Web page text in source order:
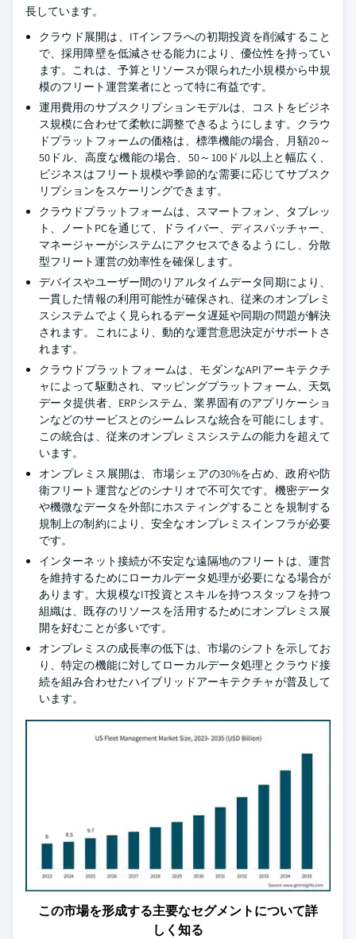
長しています。
クラウド展開は、ITインフラへの初期投資を削減すること
で、採用障壁を低減させる能力により、優位性を持ってい
ます。これは、予算とリソースが限られた小規模から中規
模のフリート運営業者にとって特に有益です。
運用費用のサブスクリプションモデルは、コストをビジネ
ス規模に合わせて柔軟に調整できるようにします。クラウ
ドプラットフォームの価格は、標準機能の場合、月額20～
50ドル、高度な機能の場合、50～100ドル以上と幅広く、
ビジネスはフリート規模や季節的な需要に応じてサブスク
リプションをスケーリングできます。
クラウドプラットフォームは、スマートフォン、タブレッ
ト、ノートPCを通じて、ドライバー、ディスパッチャー、
マネージャーがシステムにアクセスできるようにし、分散
型フリート運営の効率性を確保します。
デバイスやユーザー間のリアルタイムデータ同期により、
一貫した情報の利用可能性が確保され、従来のオンプレミ
スシステムでよく見られるデータ遅延や同期の問題が解決
されます。これにより、動的な運営意思決定がサポートさ
れます。
クラウドプラットフォームは、モダンなAPIアーキテクチ
ャによって駆動され、マッピングプラットフォーム、天気
データ提供者、ERPシステム、業界固有のアプリケーショ
ンなどのサービスとのシームレスな統合を可能にします。
この統合は、従来のオンプレミスシステムの能力を超えて
います。
オンプレミス展開は、市場シェアの30%を占め、政府や防
衛フリート運営などのシナリオで不可欠です。機密データ
や機微なデータを外部にホスティングすることを規制する
規制上の制約により、安全なオンプレミスインフラが必要
です。
インターネット接続が不安定な遠隔地のフリートは、運営
を維持するためにローカルデータ処理が必要になる場合が
あります。大規模なIT投資とスキルを持つスタッフを持つ
組織は、既存のリソースを活用するためにオンプレミス展
開を好むことが多いです。
オンプレミスの成長率の低下は、市場のシフトを示してお
り、特定の機能に対してローカルデータ処理とクラウド接
続を組み合わせたハイブリッドアーキテクチャが普及して
います。
この市場を形成する主要なセグメントについて詳
しく知る